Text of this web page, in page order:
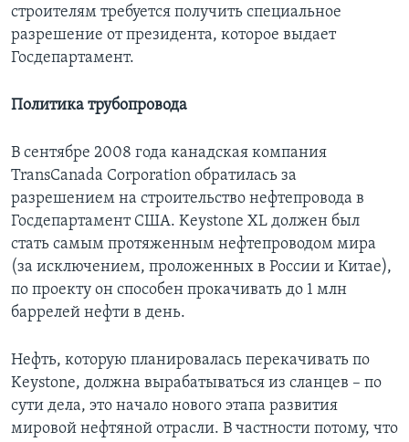
строителям требуется получить специальное
разрешение от президента, которое выдает
Госдепартамент.
Политика трубопровода
В сентябре 2008 года канадская компания
TransCanada Corporation обратилась за
разрешением на строительство нефтепровода в
Госдепартамент США. Keystone XL должен был
стать самым протяженным нефтепроводом мира
(за исключением, проложенных в России и Китае),
по проекту он способен прокачивать до 1 млн
баррелей нефти в день.
Нефть, которую планировалась перекачивать по
Keystone, должна вырабатываться из сланцев – по
сути дела, это начало нового этапа развития
мировой нефтяной отрасли. В частности потому, что